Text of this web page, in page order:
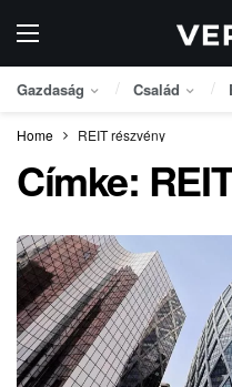
Gazdaság Család
Home REIT részvény
Címke: